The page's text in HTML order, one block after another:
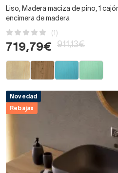
Liso, Madera maciza de pino, 1
encimera de madera
(1)
719,79€ 911,13€
Novedad
Rebajas